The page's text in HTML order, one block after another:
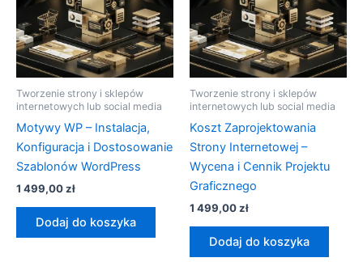
Tworzenie strony i sklepów
internetowych lub social media
Motywy WP – Instalacja,
Konfiguracja i Dostosowanie
Szablonów WordPress
1 499,00zł
Dodaj do koszyka
Tworzenie strony i sklepów
internetowych lub social media
Koszt Zaprojektowania
Strony Internetowej –
Wycena i Cennik Projektu
Graficznego
1 499,00zł
Dodaj do koszyka